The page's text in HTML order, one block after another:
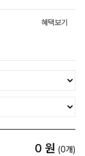
혜택보기
0 원 (0개)